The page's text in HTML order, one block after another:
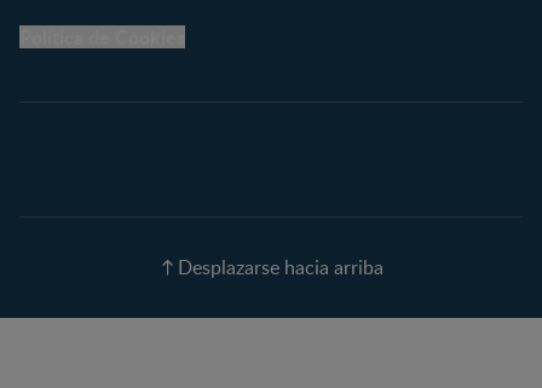
Calculadora de color de
Desplazarse hacia arriba